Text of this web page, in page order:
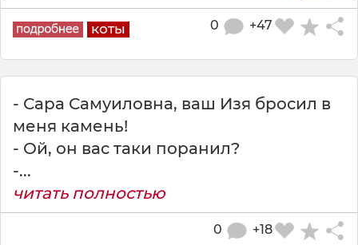
коты +47
0
- Сара Самуиловна, ваш Изя бросил в
меня камень!
- Ой, он вас таки поранил?
-...
читать полностью
+18
0